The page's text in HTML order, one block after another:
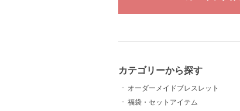
カテゴリーから探す
オーダーメイドブレスレット
福袋・セットアイテム